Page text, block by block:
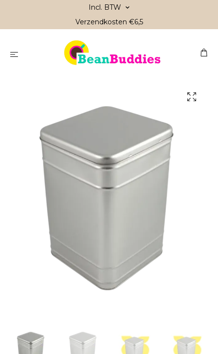
Incl. BTW
Verzendkosten €6,5